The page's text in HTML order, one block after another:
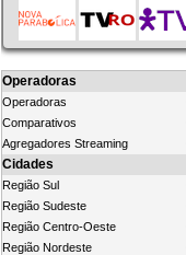
Operadoras
Operadoras
Comparativos
Agregadores Streaming
Cidades
Região Sul
Região Sudeste
Região Centro-Oeste
Região Nordeste